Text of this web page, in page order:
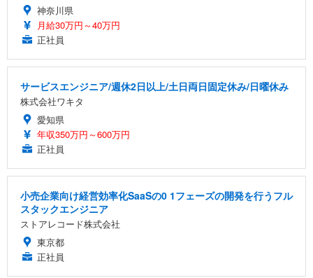
神奈川県
月給30万円～40万円
正社員
サービスエンジニア/週休2日以上/土日両日固定休み/日曜休み
株式会社ワキタ
愛知県
年収350万円～600万円
正社員
小売企業向け経営効率化SaaSの0 1フェーズの開発を行うフル
スタックエンジニア
ストアレコード株式会社
東京都
正社員